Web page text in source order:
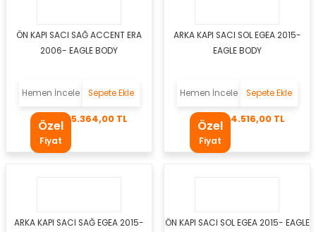
ÖN KAPI SACI SAĞ ACCENT ERA
2006- EAGLE BODY
Hemen İncele Sepete Ekle
Özel
Fiyat
5.364,00 TL
ARKA KAPI SACI SOL EGEA 2015-
EAGLE BODY
Hemen İncele Sepete Ekle
Özel
Fiyat
4.516,00 TL
ARKA KAPI SACI SAĞ EGEA 2015-
ÖN KAPI SACI SOL EGEA 2015- EAGLE